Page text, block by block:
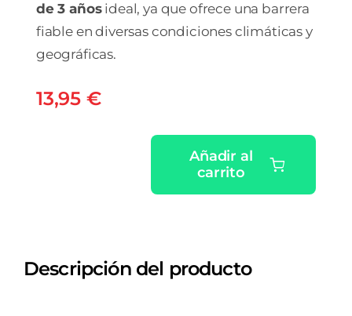
de 3 añosideal, ya que ofrece una barrera
fiable en diversas condiciones climáticas y
geográficas.
13,95 €
SPRAY
Añadir al
carrito
Descripción del producto